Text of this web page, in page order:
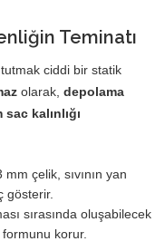
Teminatı
ciddi bir statik
olarak, depolama
sac kalınlığı
çelik, sıvının yan
gösterir.
sırasında oluşabilecek
korur.